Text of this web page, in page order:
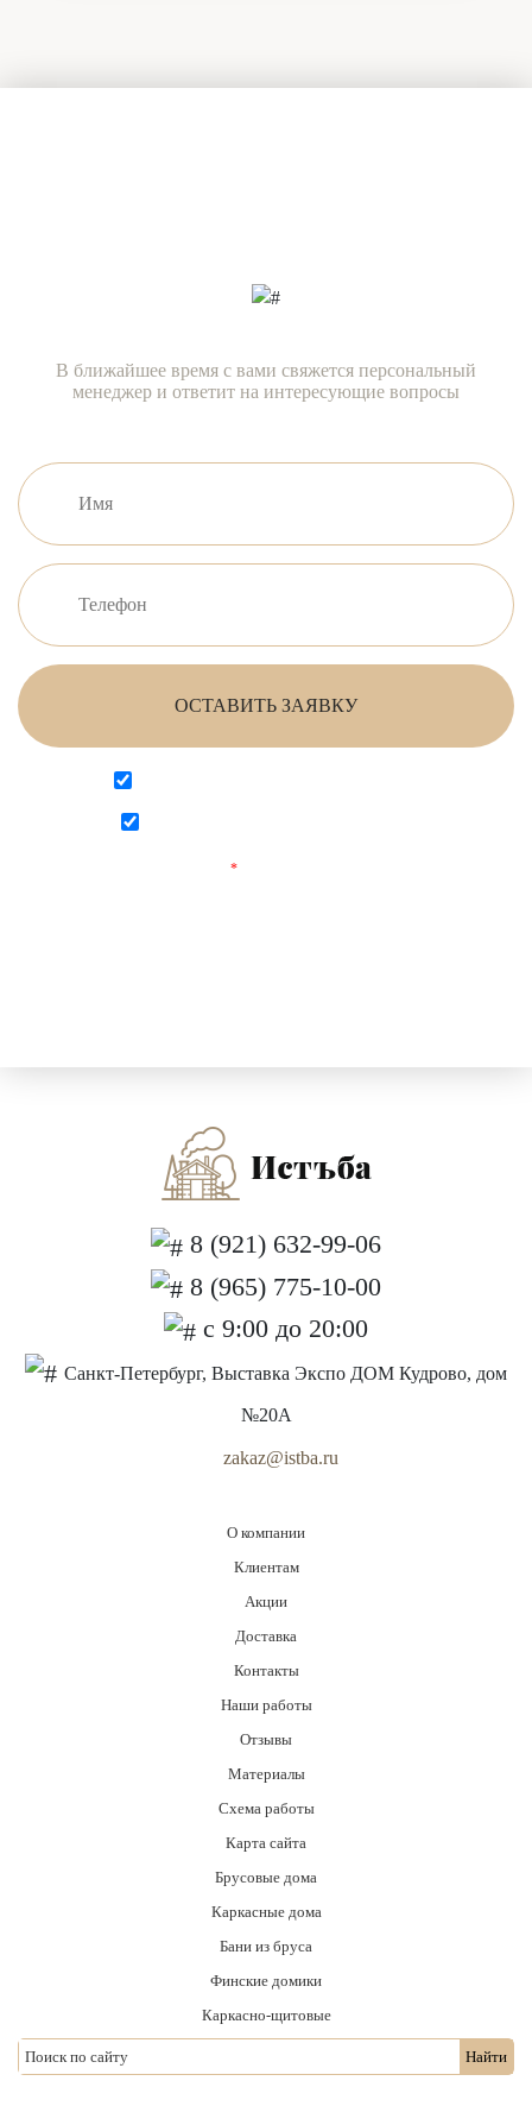
В ближайшее время с вами свяжется персональный
менеджер и ответит на интересующие вопросы
ОСТАВИТЬ ЗАЯВКУ
*
8 (921) 632-99-06
8 (965) 775-10-00
с 9:00 до 20:00
Санкт-Петербург, Выставка Экспо ДОМ Кудрово, дом
№20А
zakaz@istba.ru
О компании
Клиентам
Акции
Доставка
Контакты
Наши работы
Отзывы
Материалы
Схема работы
Карта сайта
Брусовые дома
Каркасные дома
Бани из бруса
Финские домики
Каркасно-щитовые